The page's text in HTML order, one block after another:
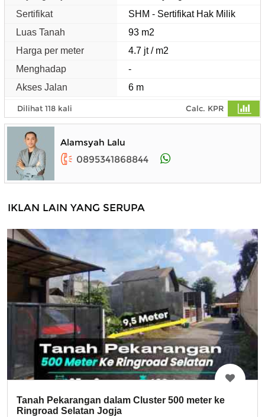
Sertifikat
SHM - Sertifikat Hak Milik
Luas Tanah
93 m2
Harga per meter
4.7 jt / m2
Menghadap
-
Akses Jalan
6 m
Dilihat 118 kali Calc. KPR
Alamsyah Lalu
0895341868844
IKLAN LAIN YANG SERUPA
Tanah Pekarangan dalam Cluster 500 meter ke
Ringroad Selatan Jogja